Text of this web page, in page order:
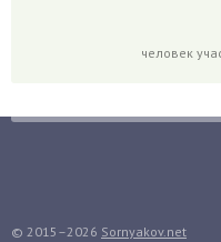
Гуава
человек
© 2015–2026 Sornyakov.net